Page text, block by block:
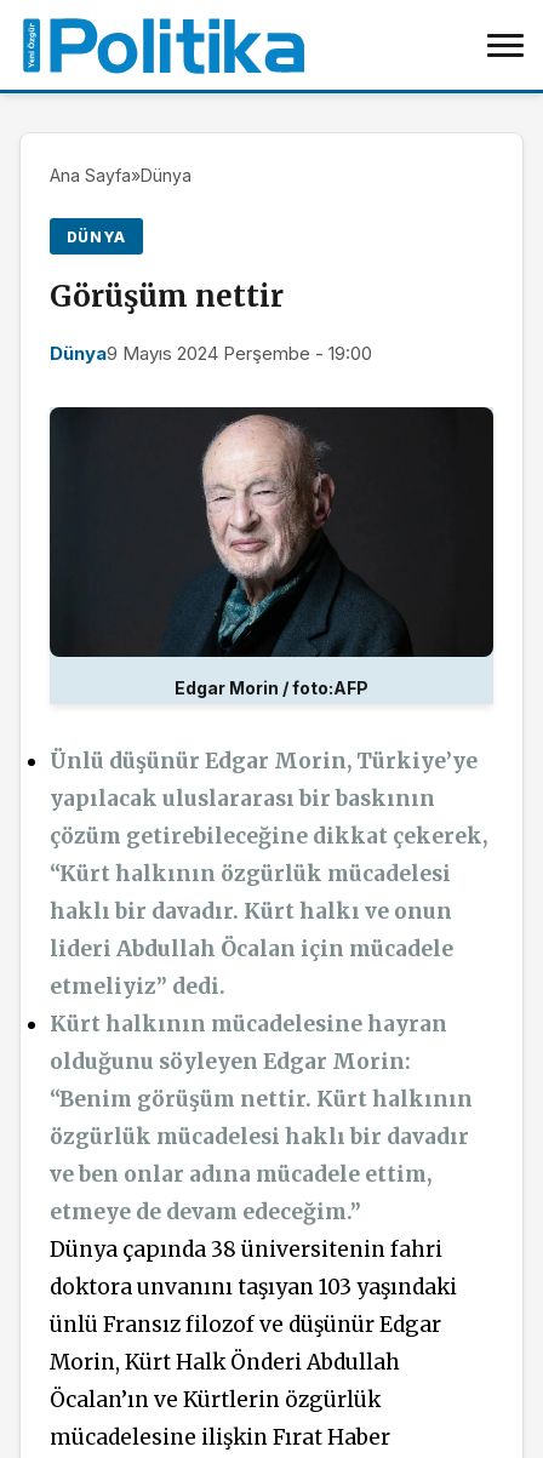
Ana Sayfa»Dünya
DÜNYA
Görüşüm nettir
Dünya9 Mayıs 2024 Perşembe - 19:00
Edgar Morin / foto:AFP
Ünlü düşünür Edgar Morin, Türkiye’ye
yapılacak uluslararası bir baskının
çözüm getirebileceğine dikkat çekerek,
“Kürt halkının özgürlük mücadelesi
haklı bir davadır. Kürt halkı ve onun
lideri Abdullah Öcalan için mücadele
etmeliyiz” dedi.
Kürt halkının mücadelesine hayran
olduğunu söyleyen Edgar Morin:
“Benim görüşüm nettir. Kürt halkının
özgürlük mücadelesi haklı bir davadır
ve ben onlar adına mücadele ettim,
etmeye de devam edeceğim.”
Dünya çapında 38 üniversitenin fahri
doktora unvanını taşıyan 103 yaşındaki
ünlü Fransız filozof ve düşünür Edgar
Morin, Kürt Halk Önderi Abdullah
Öcalan’ın ve Kürtlerin özgürlük
mücadelesine ilişkin Fırat Haber